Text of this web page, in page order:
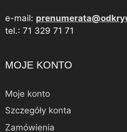
e-mail:
tel.: 71 329 71 71
MOJE KONTO
Moje konto
Szczegóły konta
Zamówienia